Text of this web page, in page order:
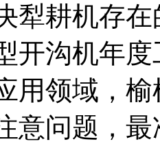
犁耕机存
开沟机年
用领域，
意问题，